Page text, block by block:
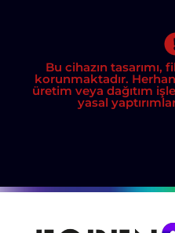
Bu cihazın
korunmaktadır.
üretim veya dağıtım
yasal